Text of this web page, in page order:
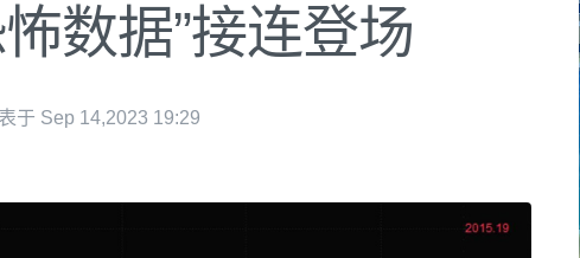
数据”接连登场
于 Sep 14,2023 19:29